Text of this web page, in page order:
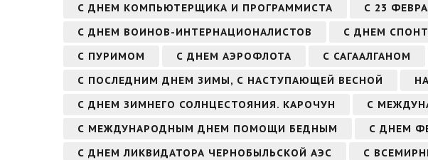
С ДНЕМ КОМПЬЮТЕРЩИКА И ПРОГРАММИСТА
С 23
С ДНЕМ ВОИНОВ-ИНТЕРНАЦИОНАЛИСТОВ
С ДНЕМ
С ПУРИМОМ
С ДНЕМ АЭРОФЛОТА С САГААЛГАНОМ
С ПОСЛЕДНИМ ДНЕМ ЗИМЫ, С НАСТУПАЮЩЕЙ ВЕСНОЙ
С ДНЕМ ЗИМНЕГО СОЛНЦЕСТОЯНИЯ. КАРОЧУН
С
С МЕЖДУНАРОДНЫМ ДНЕМ ПОМОЩИ БЕДНЫМ
С ДНЕМ
С ДНЕМ ЛИКВИДАТОРА ЧЕРНОБЫЛЬСКОЙ АЭС
С